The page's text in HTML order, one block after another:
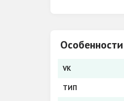
Особенности
VK
ТИП